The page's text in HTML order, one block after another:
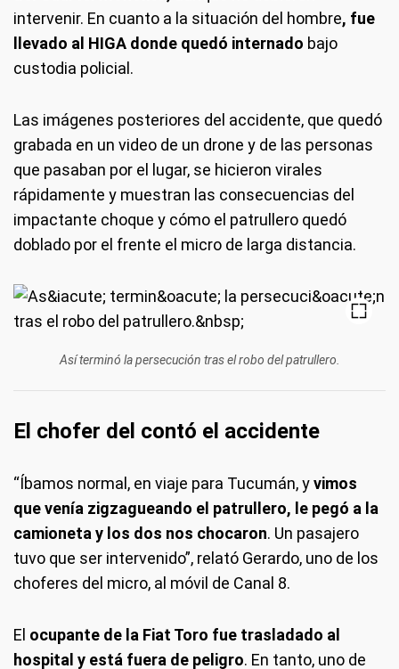
intervenir. En cuanto a la situación del hombre, fue
llevado al HIGA donde quedó internado bajo
custodia policial.
Las imágenes posteriores del accidente, que quedó
grabada en un video de un drone y de las personas
que pasaban por el lugar, se hicieron virales
rápidamente y muestran las consecuencias del
impactante choque y cómo el patrullero quedó
doblado por el frente el micro de larga distancia.
Así terminó la persecución tras el robo del patrullero.
El chofer del contó el accidente
“Íbamos normal, en viaje para Tucumán, yvimos
que venía zigzagueando el patrullero, le pegó a la
camioneta y los dos nos chocaron. Un pasajero
tuvo que ser intervenido”, relató Gerardo, uno de los
choferes del micro, al móvil de Canal 8.
El ocupante de la Fiat Toro fue trasladado al
hospital y está fuera de peligro. En tanto, uno de